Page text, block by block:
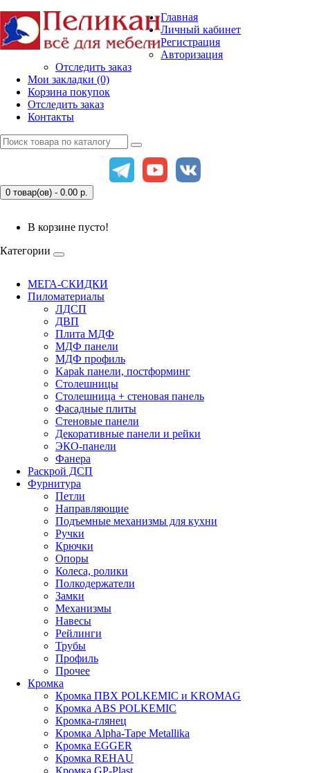
Главная
Личный кабинет
Регистрация
Авторизация
Отследить заказ
Мои закладки (0)
Корзина покупок
Отследить заказ
Контакты
0 товар(ов) - 0.00 р.
В корзине пусто!
Категории
МЕГА-СКИДКИ
Пиломатериалы
ЛДСП
ДВП
Плита МДФ
МДФ панели
МДФ профиль
Kapak панели, постформинг
Столешницы
Столешница + стеновая панель
Фасадные плиты
Стеновые панели
Декоративные панели и рейки
ЭКО-панели
Фанера
Раскрой ДСП
Фурнитура
Петли
Направляющие
Подъемные механизмы для кухни
Ручки
Крючки
Опоры
Колеса, ролики
Полкодержатели
Замки
Механизмы
Навесы
Рейлинги
Трубы
Профиль
Прочее
Кромка
Кромка ПВХ POLKEMIC и KROMAG
Кромка ABS POLKEMIС
Кромка-глянец
Кромка Alpha-Tape Metallika
Кромка EGGER
Кромка REHAU
Кромка GP-Plast